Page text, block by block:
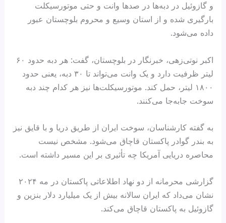
و گازوئیل در دبه‌ها در صدها وانت و حتی موتورسیکلت
بارگیری شده و از استان وسیع و محروم بلوچستان عبور
داده می‌شود.
اکبر نوتی‌زهی، خبرنگار در بلوچستان، گفت: هر دبه حدود ۶۰
لیتر ظرفیت دارد و یک وانت می‌تواند تا ۳۰ دبه، یعنی حدود
۱۸۰۰ لیتر، حمل کند. موتورسیکلت‌ها نیز هر کدام چند دبه
سوخت جابه‌جا می‌کنند.
به گفته کارشناسان، سوخت ایران از طریق دریا و با قایق نیز
به بندر گوادر پاکستان قاچاق می‌شود. مشخص نیست
محاصره دریایی آمریکا چه تأثیری بر این مسیر داشته است.
گزارشی محرمانه از دو نهاد اطلاعاتی پاکستان در مه ۲۰۲۴
نشان می‌داد که ایران سالانه بیش از یک میلیارد دلار بنزین و
گازوئیل به پاکستان قاچاق می‌کند.